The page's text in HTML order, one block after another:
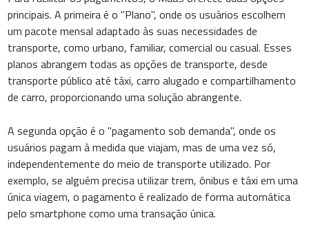
principais. A primeira é o "Plano", onde os usuários escolhem
um pacote mensal adaptado às suas necessidades de
transporte, como urbano, familiar, comercial ou casual. Esses
planos abrangem todas as opções de transporte, desde
transporte público até táxi, carro alugado e compartilhamento
de carro, proporcionando uma solução abrangente.
A segunda opção é o "pagamento sob demanda", onde os
usuários pagam à medida que viajam, mas de uma vez só,
independentemente do meio de transporte utilizado. Por
exemplo, se alguém precisa utilizar trem, ônibus e táxi em uma
única viagem, o pagamento é realizado de forma automática
pelo smartphone como uma transação única.